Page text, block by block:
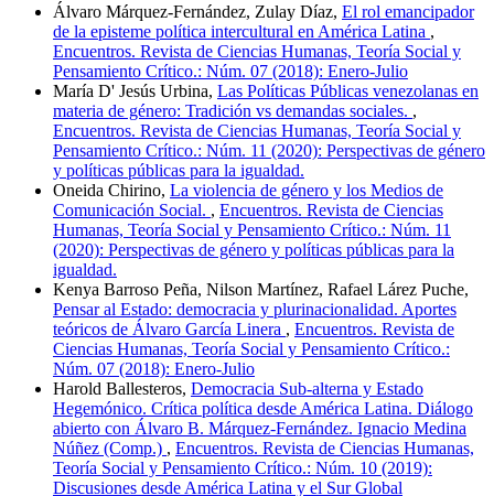
Álvaro Márquez-Fernández, Zulay Díaz, El rol emancipador
de la episteme política intercultural en América Latina ,
Encuentros. Revista de Ciencias Humanas, Teoría Social y
Pensamiento Crítico.: Núm. 07 (2018): Enero-Julio
María D' Jesús Urbina, Las Políticas Públicas venezolanas en
materia de género: Tradición vs demandas sociales. ,
Encuentros. Revista de Ciencias Humanas, Teoría Social y
Pensamiento Crítico.: Núm. 11 (2020): Perspectivas de género
y políticas públicas para la igualdad.
Oneida Chirino, La violencia de género y los Medios de
Comunicación Social. , Encuentros. Revista de Ciencias
Humanas, Teoría Social y Pensamiento Crítico.: Núm. 11
(2020): Perspectivas de género y políticas públicas para la
igualdad.
Kenya Barroso Peña, Nilson Martínez, Rafael Lárez Puche,
Pensar al Estado: democracia y plurinacionalidad. Aportes
teóricos de Álvaro García Linera , Encuentros. Revista de
Ciencias Humanas, Teoría Social y Pensamiento Crítico.:
Núm. 07 (2018): Enero-Julio
Harold Ballesteros, Democracia Sub-alterna y Estado
Hegemónico. Crítica política desde América Latina. Diálogo
abierto con Álvaro B. Márquez-Fernández. Ignacio Medina
Núñez (Comp.) , Encuentros. Revista de Ciencias Humanas,
Teoría Social y Pensamiento Crítico.: Núm. 10 (2019):
Discusiones desde América Latina y el Sur Global